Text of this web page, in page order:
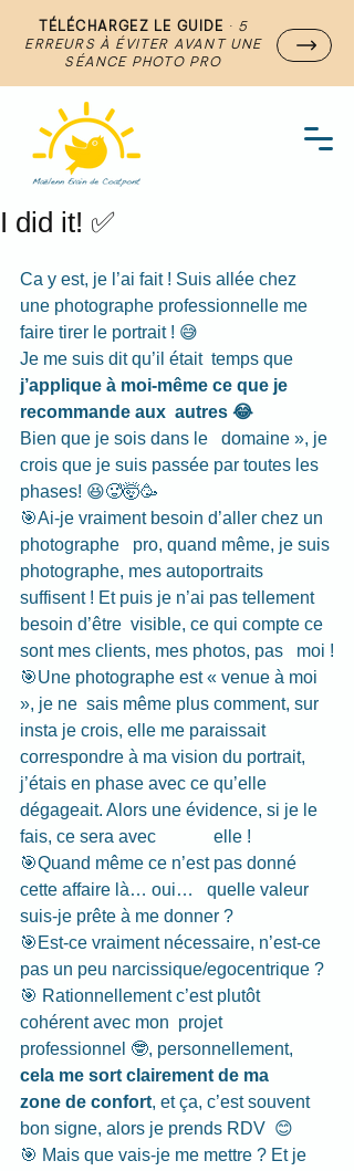
TÉLÉCHARGEZ LE GUIDE · 5
ERREURS À ÉVITER AVANT UNE
SÉANCE PHOTO PRO
I did it! ✅
Ca y est, je l’ai fait ! Suis allée chez
une photographe professionnelle me
faire tirer le portrait ! 😅
Je me suis dit qu’il était  temps que
j’applique à moi-même ce que je
recommande aux  autres 😂
Bien que je sois dans le   domaine », je
crois que je suis passée par toutes les
phases! 😆🥵🤯🥳
🎯Ai-je vraiment besoin d’aller chez un
photographe   pro, quand même, je suis
photographe, mes autoportraits
suffisent ! Et puis je n’ai pas tellement
besoin d’être  visible, ce qui compte ce
sont mes clients, mes photos, pas   moi !
🎯Une photographe est « venue à moi
», je ne  sais même plus comment, sur
insta je crois, elle me paraissait
correspondre à ma vision du portrait,
j’étais en phase avec ce qu’elle
dégageait. Alors une évidence, si je le
fais, ce sera avec             elle !
🎯Quand même ce n’est pas donné
cette affaire là… oui…   quelle valeur
suis-je prête à me donner ?
🎯Est-ce vraiment nécessaire, n’est-ce
pas un peu narcissique/egocentrique ?
🎯 Rationnellement c’est plutôt
cohérent avec mon  projet
professionnel 🤓, personnellement,
cela me sort clairement de ma
zone de confort, et ça, c’est souvent
bon signe, alors je prends RDV  😊
🎯 Mais que vais-je me mettre ? Et je